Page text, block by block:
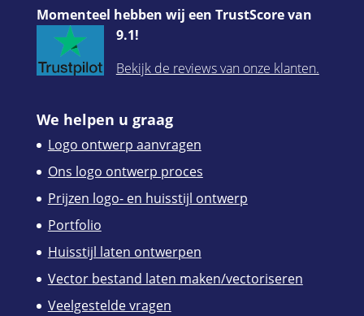
Momenteel hebben wij een TrustScore van
9.1!
Bekijk de reviews van onze klanten.
We helpen u graag
Logo ontwerp aanvragen
Ons logo ontwerp proces
Prijzen logo- en huisstijl ontwerp
Portfolio
Huisstijl laten ontwerpen
Vector bestand laten maken/vectoriseren
Veelgestelde vragen